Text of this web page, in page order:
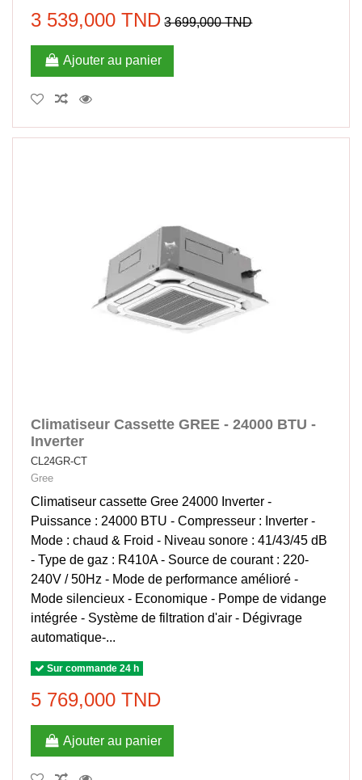
3 539,000 TND 3 699,000 TND
Ajouter au panier
Climatiseur Cassette GREE - 24000 BTU -
Inverter
CL24GR-CT
Gree
Climatiseur cassette Gree 24000 Inverter -
Puissance : 24000 BTU - Compresseur : Inverter -
Mode : chaud & Froid - Niveau sonore : 41/43/45 dB
- Type de gaz : R410A - Source de courant : 220-
240V / 50Hz - Mode de performance amélioré -
Mode silencieux - Economique - Pompe de vidange
intégrée - Système de filtration d'air - Dégivrage
automatique-...
Sur commande 24 h
5 769,000 TND
Ajouter au panier